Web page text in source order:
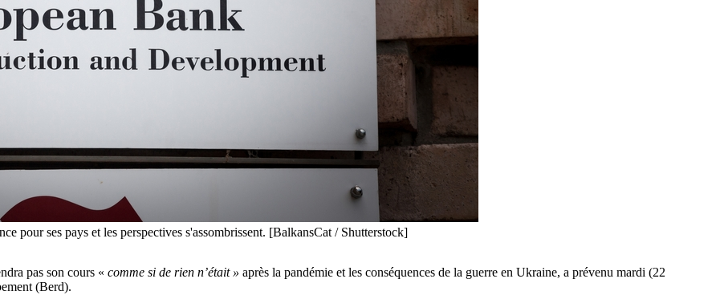
pour ses pays et les perspectives s'assombrissent. [BalkansCat / Shutterstock]
pas son cours « comme si de rien n’était » après la pandémie et les conséquences de la guerre en Ukraine, a prévenu mardi (22
(Berd).